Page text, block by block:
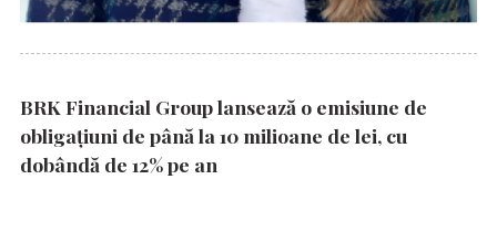
BRK Financial Group lansează o emisiune de
obligațiuni de până la 10 milioane de lei, cu
dobândă de 12% pe an